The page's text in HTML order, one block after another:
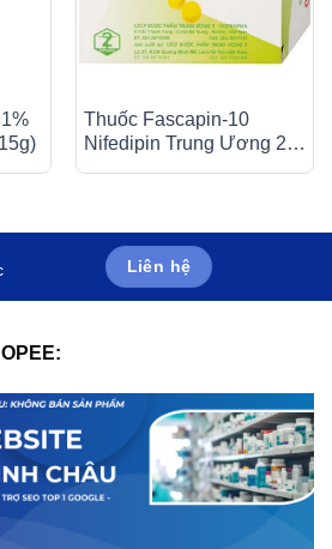
Thuốc Fascapin-10
Nifedipin Trung Ương 2
Liên hệ